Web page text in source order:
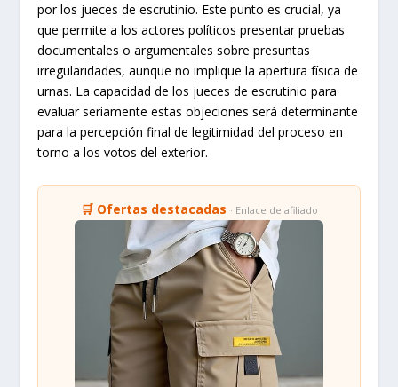
por los jueces de escrutinio. Este punto es crucial, ya
que permite a los actores políticos presentar pruebas
documentales o argumentales sobre presuntas
irregularidades, aunque no implique la apertura física de
urnas. La capacidad de los jueces de escrutinio para
evaluar seriamente estas objeciones será determinante
para la percepción final de legitimidad del proceso en
torno a los votos del exterior.
🛒 Ofertas destacadas · Enlace de afiliado